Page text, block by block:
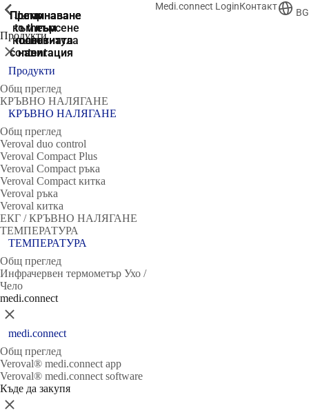
Преминаване
към търсене
Преминаване
към
основната
навигация
Преминаване
към
основната
навигация
Jump
to the
main
content
Преминаване
към
колонтитула
Medi.connect LoginКонтакт
BG
Продукти
ShowPrevious
Затвори
Продукти
Общ преглед
КРЪВНО НАЛЯГАНЕ
ShowPrevious
КРЪВНО НАЛЯГАНЕ
Общ преглед
Veroval duo control
Veroval Compact Plus
Veroval Compact ръка
Veroval Compact китка
Veroval ръка
Veroval китка
ЕКГ / КРЪВНО НАЛЯГАНЕ
ТЕМПЕРАТУРА
ShowPrevious
ТЕМПЕРАТУРА
Общ преглед
Инфрачервен термометър Ухо /
Чело
medi.connect
ShowPrevious
Затвори
medi.connect
Общ преглед
Veroval® medi.connect app
Veroval® medi.connect software
Къде да закупя
ShowPrevious
Затвори
ShowPrevious
ShowPrevious
ShowPrevious